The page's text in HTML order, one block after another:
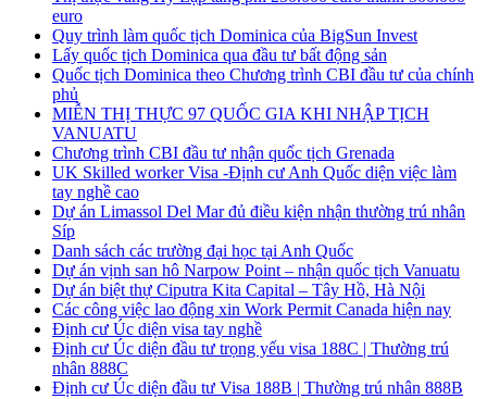
euro
Quy trình làm quốc tịch Dominica của BigSun Invest
Lấy quốc tịch Dominica qua đầu tư bất động sản
Quốc tịch Dominica theo Chương trình CBI đầu tư của chính
phủ
MIỄN THỊ THỰC 97 QUỐC GIA KHI NHẬP TỊCH
VANUATU
Chương trình CBI đầu tư nhận quốc tịch Grenada
UK Skilled worker Visa -Định cư Anh Quốc diện việc làm
tay nghề cao
Dự án Limassol Del Mar đủ điều kiện nhận thường trú nhân
Síp
Danh sách các trường đại học tại Anh Quốc
Dự án vịnh san hô Narpow Point – nhận quốc tịch Vanuatu
Dự án biệt thự Ciputra Kita Capital – Tây Hồ, Hà Nội
Các công việc lao động xin Work Permit Canada hiện nay
Định cư Úc diện visa tay nghề
Định cư Úc diện đầu tư trọng yếu visa 188C | Thường trú
nhân 888C
Định cư Úc diện đầu tư Visa 188B | Thường trú nhân 888B